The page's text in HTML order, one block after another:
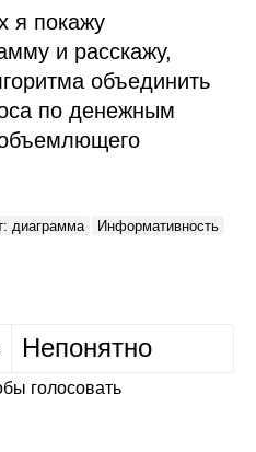
я покажу
и расскажу,
объединить
по денежным
диаграмма
Информативность
Непонятно
голосовать